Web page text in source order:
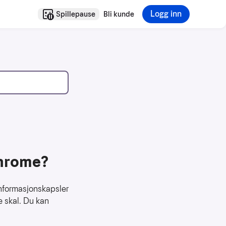
Spillepause Bli kunde Logg inn
skal. Du kan